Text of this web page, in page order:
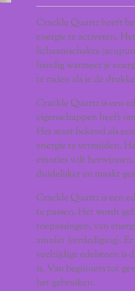
Crackle Quartz heeft
energie te activeren.
lichaamschakra
handig wanneer je
te raden als je de
Crackle Quartz is een
eigenschappen heeft
Het staat bekend als
energie te vermijden.
emoties wilt
duidelijker en maakt
Crackle Quartz is een
te passen. Het wordt
toepassingen, van
amulet (verdediging).
veelzijdige edelsteen is
is. Van beginners tot
het gebruiken.